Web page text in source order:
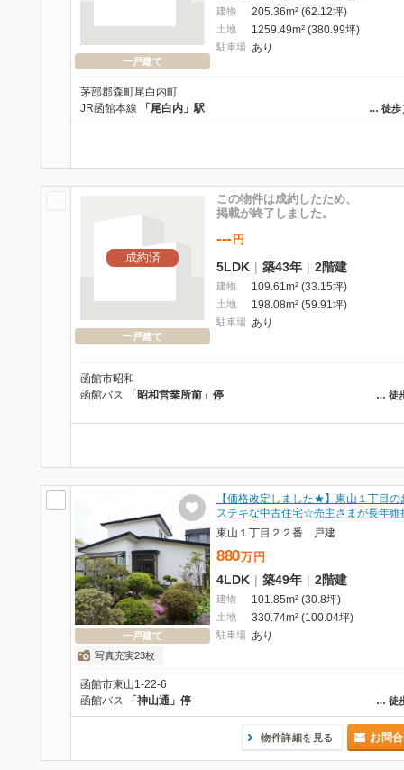
一戸建て
建物 205.36m² (62.12坪)
土地 1259.49m² (380.99坪)
駐車場 あり
茅部郡森町尾白内町
… 徒歩
JR函館本線 「尾白内」駅
成約済
一戸建て
この物件は成約したため、
掲載が終了しました。
--- 円
5LDK | 築43年 | 2階建
建物 109.61m² (33.15坪)
土地 198.08m² (59.91坪)
駐車場 あり
函館市昭和
… 徒
函館バス 「昭和営業所前」停
一戸建て
写真充実23枚
【価格改定しました★】東山１丁目の
ステキな中古住宅☆売主さまが長年
東山１丁目２２番 戸建
880万 円
4LDK | 築49年 | 2階建
建物 101.85m² (30.8坪)
土地 330.74m² (100.04坪)
駐車場 あり
函館市東山1-22-6
… 徒
函館バス 「神山通」停
物件詳細を見る お問